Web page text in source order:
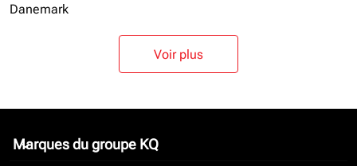
Danemark
Voir plus
Marques du groupe KQ
keyboard_arrow_down